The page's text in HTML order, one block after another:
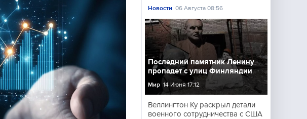
Новости 06 Августа 08:56
Последний памятник Ленину
пропадет с улиц Финляндии
Мир 14 Июня 17:12
Веллингтон Ку раскрыл детали
военного сотрудничества с США